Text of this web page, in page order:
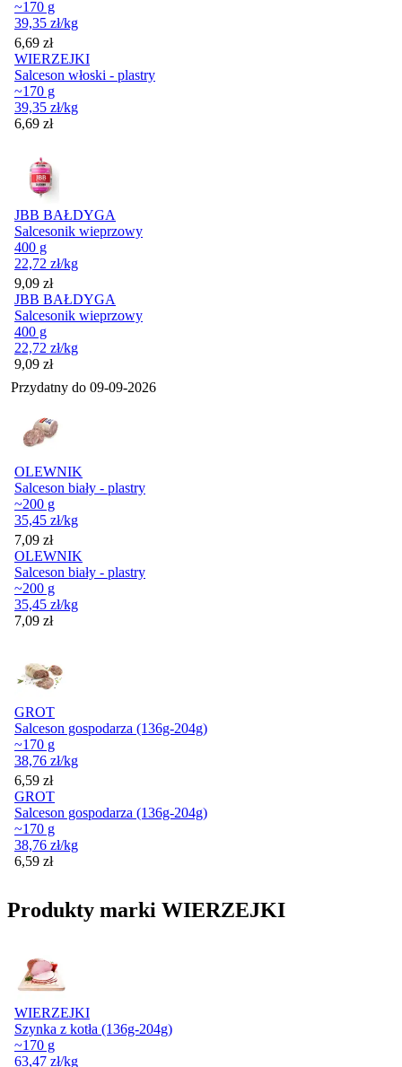
~170 g
39,35 zł/kg
Cena
6,69 zł
WIERZEJKI
Salceson włoski - plastry
~170 g
39,35 zł/kg
Cena
6,69 zł
JBB BAŁDYGA
Salcesonik wieprzowy
400 g
22,72 zł/kg
Cena
9,09 zł
JBB BAŁDYGA
Salcesonik wieprzowy
400 g
22,72 zł/kg
Cena
9,09 zł
Przydatny do 09-09-2026
OLEWNIK
Salceson biały - plastry
~200 g
35,45 zł/kg
Cena
7,09 zł
OLEWNIK
Salceson biały - plastry
~200 g
35,45 zł/kg
Cena
7,09 zł
GROT
Salceson gospodarza (136g-204g)
~170 g
38,76 zł/kg
Cena
6,59 zł
GROT
Salceson gospodarza (136g-204g)
~170 g
38,76 zł/kg
Cena
6,59 zł
Produkty marki WIERZEJKI
WIERZEJKI
Szynka z kotła (136g-204g)
~170 g
63,47 zł/kg